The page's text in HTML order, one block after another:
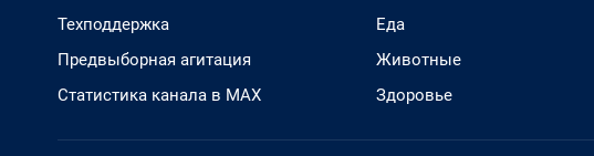
Техподдержка
Предвыборная агитация
Статистика канала в MAX
Еда
Животные
Здоровье